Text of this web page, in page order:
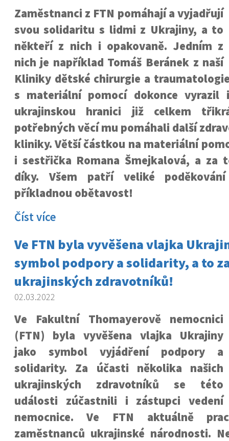
Zaměstnanci z FTN pomáhají a vyjadřují
svou solidaritu s lidmi z Ukrajiny, a to
někteří z nich i opakovaně. Jedním z
nich je například Tomáš Beránek z naší
Kliniky dětské chirurgie a
s materiální pomocí dokonce vyrazil
ukrajinskou hranici již celkem
potřebných věcí mu pomáhali další
kliniky. Větší částkou na materiální
i sestřička Romana Šmejkalová, a
díky. Všem patří veliké
příkladnou obětavost!
Číst více
Ve FTN byla vyvěšena vlajka
symbol podpory a solidarity, a to
ukrajinských zdravotníků!
02.03.2022
Ve Fakultní Thomayerově nemocnici
(FTN) byla vyvěšena vlajka Ukrajiny
jako symbol vyjádření podpory a
solidarity. Za účasti několika našich
ukrajinských zdravotníků se této
události zúčastnili i zástupci vedení
nemocnice. Ve FTN aktuálně
zaměstnanců ukrajinské národnosti.